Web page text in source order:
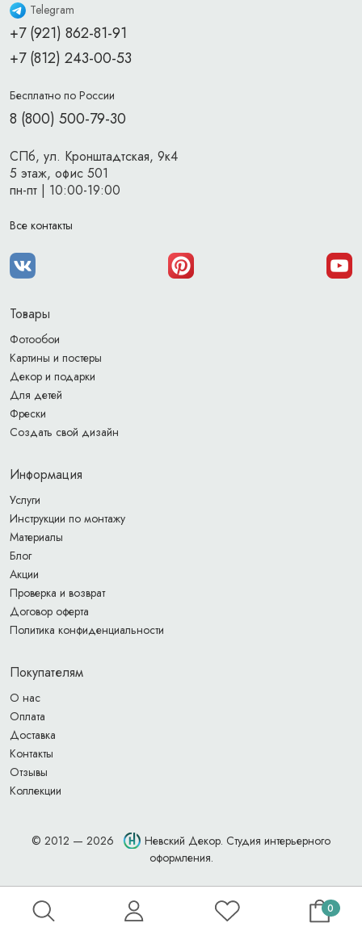
0
Telegram
+7 (921) 862-81-91
+7 (812) 243-00-53
Бесплатно по России
8 (800) 500-79-30
СПб, ул. Кронштадтская, 9к4
5 этаж, офис 501
пн-пт | 10:00-19:00
Все контакты
Товары
Фотообои
Картины и постеры
Декор и подарки
Для детей
Фрески
Создать свой дизайн
Информация
Услуги
Инструкции по монтажу
Материалы
Блог
Акции
Проверка и возврат
Договор оферта
Политика конфиденциальности
Покупателям
О нас
Оплата
Доставка
Контакты
Отзывы
Коллекции
© 2012 — 2026
Невский Декор. Студия интерьерного
оформления.